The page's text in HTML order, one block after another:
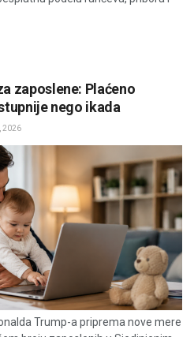
zaposlene: Plaćeno
nego ikada
2026
Trump-a priprema nove mere